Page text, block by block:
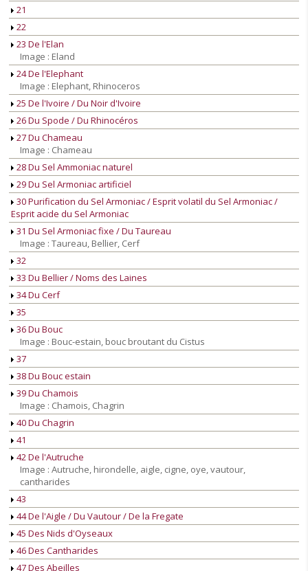
21
22
23 De l'Elan
Image : Eland
24 De l'Elephant
Image : Elephant, Rhinoceros
25 De l'Ivoire / Du Noir d'Ivoire
26 Du Spode / Du Rhinocéros
27 Du Chameau
Image : Chameau
28 Du Sel Ammoniac naturel
29 Du Sel Armoniac artificiel
30 Purification du Sel Armoniac / Esprit volatil du Sel Armoniac /
Esprit acide du Sel Armoniac
31 Du Sel Armoniac fixe / Du Taureau
Image : Taureau, Bellier, Cerf
32
33 Du Bellier / Noms des Laines
34 Du Cerf
35
36 Du Bouc
Image : Bouc-estain, bouc broutant du Cistus
37
38 Du Bouc estain
39 Du Chamois
Image : Chamois, Chagrin
40 Du Chagrin
41
42 De l'Autruche
Image : Autruche, hirondelle, aigle, cigne, oye, vautour,
cantharides
43
44 De l'Aigle / Du Vautour / De la Fregate
45 Des Nids d'Oyseaux
46 Des Cantharides
47 Des Abeilles